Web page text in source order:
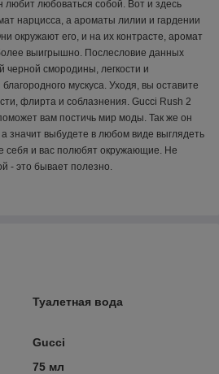
любит любоваться собой. Вот и здесь
нарцисса, а ароматы лилии и гардении
окружают его, и на их контрасте, аромат
выигрышно. Послесловие данных
черной смородины, легкости и
мускуса. Уходя, вы оставите
флирта и соблазнения. Gucci Rush 2
вам постичь мир моды. Так же он
значит выбудете в любом виде выглядеть
себя и вас полюбят окружающие. Не
- это бывает полезно.
Туалетная вода
Gucci
75 мл